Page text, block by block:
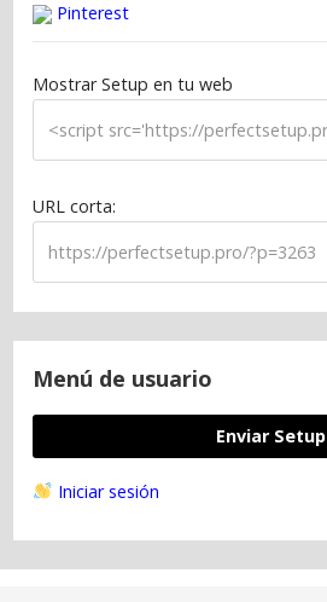
Pinterest
Mostrar Setup en tu web
URL corta:
Menú de usuario
Enviar Setup
Iniciar sesión